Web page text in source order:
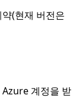
(현재 버전은
계정을 받